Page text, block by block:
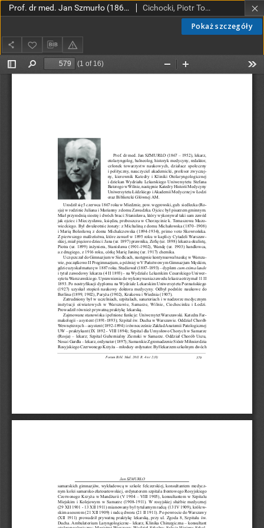
Pokaż szczegóły
Prof. dr med. Jan Szmurło (1867 – 1952) Cichocki, Piotr Tomasz